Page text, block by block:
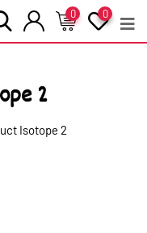
0
0
2
Isotope 2